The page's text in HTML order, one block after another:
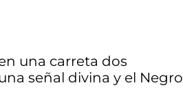
una carreta dos
señal divina y el Negro